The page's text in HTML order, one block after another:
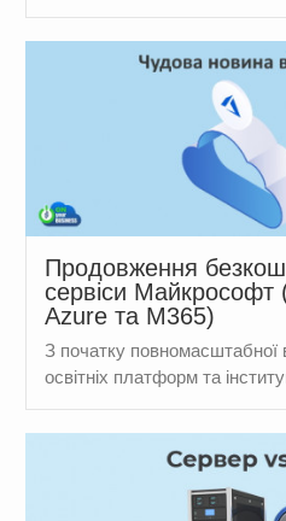
Продовження
сервіси Майкрософт
Azure та М365)
З початку повномасштабної
освітніх платформ та